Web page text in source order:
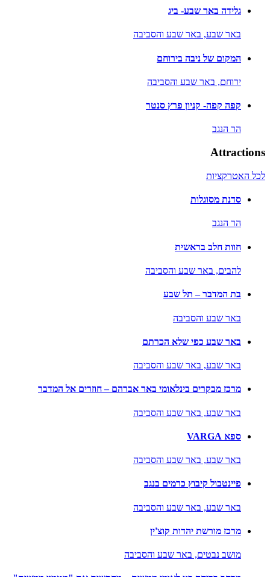
גלידה באר שבע- ביג
באר שבע, באר שבע והסביבה
המקום של ניבה בירוחם
ירוחם, באר שבע והסביבה
קפה קפה- קניון פרץ סנטר
הר הנגב
Attractions
לכל האטרקציות
סדנת מסוגלות
הר הנגב
חוות חלב בראשית
להבים, באר שבע והסביבה
בת המדבר – תל שבע
באר שבע והסביבה
באר שבע כפי שלא הכרתם
באר שבע, באר שבע והסביבה
מרכז מבקרים בינלאומי באר אברהם – חוזרים אל המדבר
באר שבע, באר שבע והסביבה
ספא VARGA
באר שבע, באר שבע והסביבה
פיינטבול קיבוץ כרמים בנגב
באר שבע, באר שבע והסביבה
מרכז מורשת יהדות קוצ'ין
מושב נבטים, באר שבע והסביבה